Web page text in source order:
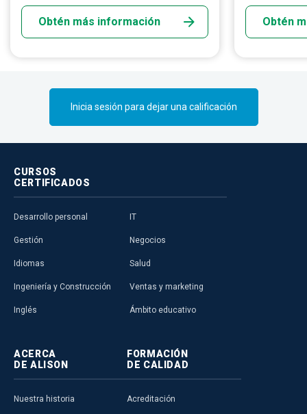
estrategias diagnósticas y terapéuticas
innovadoras que mantengan a las
personas seguras y saludables.
Obtén más información
crímenes, el
diversas
comprensión
Obtén
Inicia sesión para dejar una calificación
CURSOS
CERTIFICADOS
Desarrollo personal
Gestión
Idiomas
Ingeniería y Construcción
Inglés
IT
Negocios
Salud
Ventas y marketing
Ámbito educativo
ACERCA
DE ALISON
Nuestra historia
FORMACIÓN
DE CALIDAD
Acreditación